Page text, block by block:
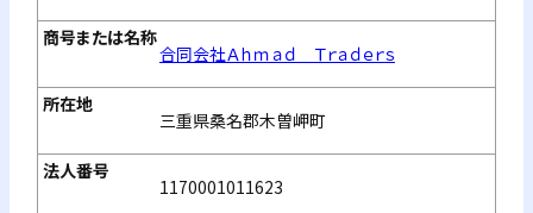
合同会社Ａｈｍａｄ Ｔｒａｄｅｒｓ
三重県桑名郡木曽岬町
1170001011623